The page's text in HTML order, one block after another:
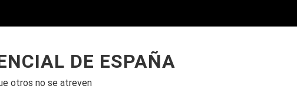
DE ESPAÑA
otros no se atreven